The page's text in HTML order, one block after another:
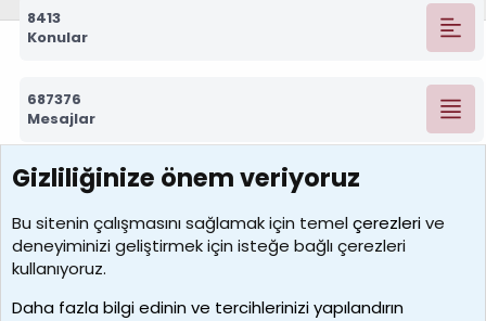
8413
Konular
687376
Mesajlar
7392
Kullanıcılar
MosesBrownHayranı
Son üye
Gizliliğinize önem veriyoruz
Bu sitenin çalışmasını sağlamak için temelçerezlerive
deneyiminizi geliştirmek için isteğe bağlı çerezleri
kullanıyoruz.
Daha fazla bilgi edinin ve tercihlerinizi yapılandırın